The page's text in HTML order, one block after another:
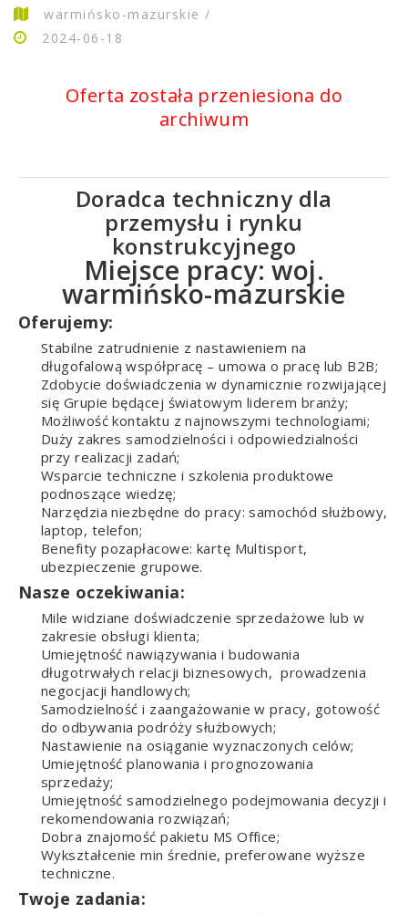
warmińsko-mazurskie /
2024-06-18
Oferta została przeniesiona do
archiwum
Doradca techniczny dla
przemysłu i rynku
konstrukcyjnego
Miejsce pracy: woj.
warmińsko-mazurskie
Oferujemy:
Stabilne zatrudnienie z nastawieniem na
długofalową współpracę – umowa o pracę lub B2B;
Zdobycie doświadczenia w dynamicznie rozwijającej
się Grupie będącej światowym liderem branży;
Możliwość kontaktu z najnowszymi technologiami;
Duży zakres samodzielności i odpowiedzialności
przy realizacji zadań;
Wsparcie techniczne i szkolenia produktowe
podnoszące wiedzę;
Narzędzia niezbędne do pracy: samochód służbowy,
laptop, telefon;
Benefity pozapłacowe: kartę Multisport,
ubezpieczenie grupowe.
Nasze oczekiwania:
Mile widziane doświadczenie sprzedażowe lub w
zakresie obsługi klienta;
Umiejętność nawiązywania i budowania
długotrwałych relacji biznesowych, prowadzenia
negocjacji handlowych;
Samodzielność i zaangażowanie w pracy, gotowość
do odbywania podróży służbowych;
Nastawienie na osiąganie wyznaczonych celów;
Umiejętność planowania i prognozowania
sprzedaży;
Umiejętność samodzielnego podejmowania decyzji i
rekomendowania rozwiązań;
Dobra znajomość pakietu MS Office;
Wykształcenie min średnie, preferowane wyższe
techniczne.
Twoje zadania: